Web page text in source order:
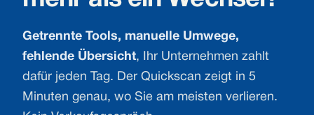
Getrennte Tools, manuelle Umwege,
fehlende Übersicht, Ihr Unternehmen zahlt
dafür jeden Tag. Der Quickscan zeigt in 5
Minuten genau, wo Sie am meisten verlieren.